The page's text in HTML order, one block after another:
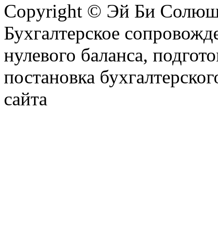
Copyright © Эй Би
Бухгалтерское
нулевого баланса,
постановка
сайта